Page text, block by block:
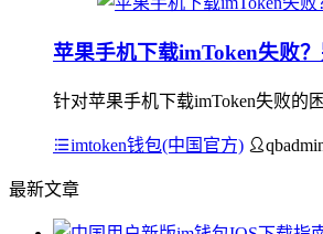
苹果手机下载imToken失败
针对苹果手机下载imToken失败的
imtoken钱包(中国官方)
最新文章